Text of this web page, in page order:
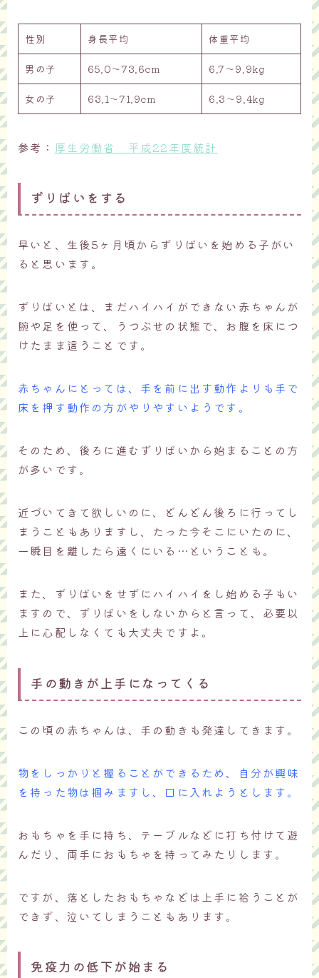
性別 身長平均 体重平均
男の子 65.0～73.6cm 6.7～9.9kg
女の子 63.1～71.9cm 6.3～9.4kg
参考： 厚生労働省 平成22年度統計
ずりばいをする
早いと、生後5ヶ月頃からずりばいを始める子がい
ると思います。
ずりばいとは、まだハイハイができない赤ちゃんが
腕や足を使って、うつぶせの状態で、お腹を床につ
けたまま這うことです。
赤ちゃんにとっては、手を前に出す動作よりも手で
床を押す動作の方がやりやすいようです。
そのため、後ろに進むずりばいから始まることの方
が多いです。
近づいてきて欲しいのに、どんどん後ろに行ってし
まうこともありますし、たった今そこにいたのに、
一瞬目を離したら遠くにいる…ということも。
また、ずりばいをせずにハイハイをし始める子もい
ますので、ずりばいをしないからと言って、必要以
上に心配しなくても大丈夫ですよ。
手の動きが上手になってくる
この頃の赤ちゃんは、手の動きも発達してきます。
物をしっかりと握ることができるため、自分が興味
を持った物は掴みますし、口に入れようとします。
おもちゃを手に持ち、テーブルなどに打ち付けて遊
んだり、両手におもちゃを持ってみたりします。
ですが、落としたおもちゃなどは上手に拾うことが
できず、泣いてしまうこともあります。
免疫力の低下が始まる